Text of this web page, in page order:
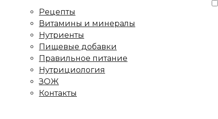
Рецепты
Витамины и минералы
Нутриенты
Пищевые добавки
Правильное питание
Нутрициология
ЗОЖ
Контакты